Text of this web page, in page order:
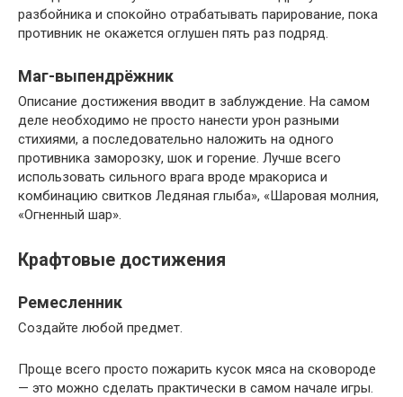
разбойника и спокойно отрабатывать парирование, пока
противник не окажется оглушен пять раз подряд.
Маг-выпендрёжник
Описание достижения вводит в заблуждение. На самом
деле необходимо не просто нанести урон разными
стихиями, а последовательно наложить на одного
противника заморозку, шок и горение. Лучше всего
использовать сильного врага вроде мракориса и
комбинацию свитков Ледяная глыба», «Шаровая молния,
«Огненный шар».
Крафтовые достижения
Ремесленник
Создайте любой предмет.
Проще всего просто пожарить кусок мяса на сковороде
— это можно сделать практически в самом начале игры.